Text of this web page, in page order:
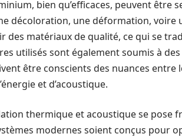
bien qu’efficaces, peuvent être
décoloration, une déformation, voire
des matériaux de qualité, ce qui se
utilisés sont également soumis à
être conscients des nuances
et d’acoustique.
thermique et acoustique se pose
modernes soient conçus pour